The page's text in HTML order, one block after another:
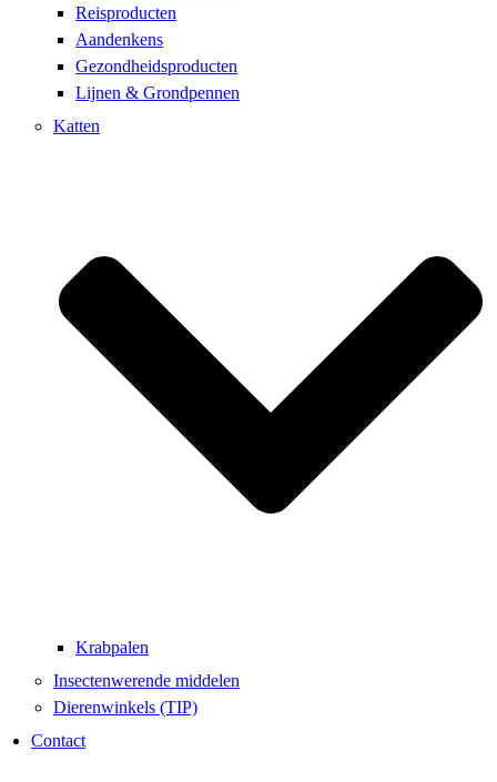
Reisproducten
Aandenkens
Gezondheidsproducten
Lijnen & Grondpennen
Katten
Krabpalen
Insectenwerende middelen
Dierenwinkels (TIP)
Contact